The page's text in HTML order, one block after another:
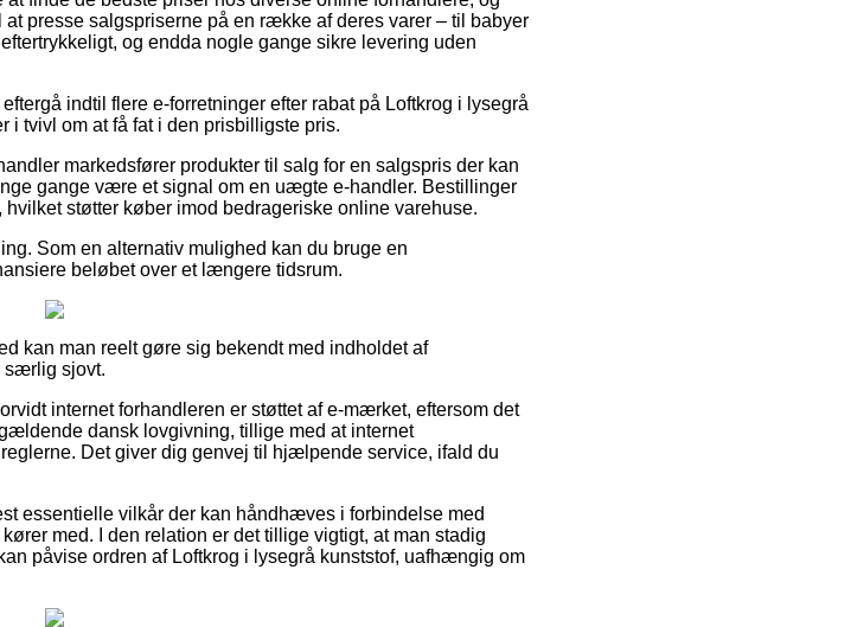
presse salgspriserne på en række af deres varer – til babyer
og endda nogle gange sikre levering uden
indtil flere e-forretninger efter rabat på Loftkrog i lysegrå
i tvivl om at få fat i den prisbilligste pris.
markedsfører produkter til salg for en salgspris der kan
gange være et signal om en uægte e-handler. Bestillinger
støtter køber imod bedrageriske online varehuse.
Som en alternativ mulighed kan du bruge en
beløbet over et længere tidsrum.
kan man reelt gøre sig bekendt med indholdet af
særlig sjovt.
internet forhandleren er støttet af e-mærket, eftersom det
dansk lovgivning, tillige med at internet
Det giver dig genvej til hjælpende service, ifald du
essentielle vilkår der kan håndhæves i forbindelse med
med. I den relation er det tillige vigtigt, at man stadig
påvise ordren af Loftkrog i lysegrå kunststof, uafhængig om